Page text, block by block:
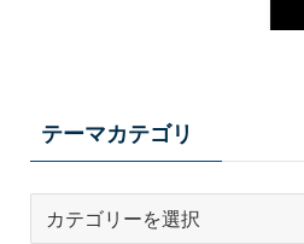
テーマカテゴリ